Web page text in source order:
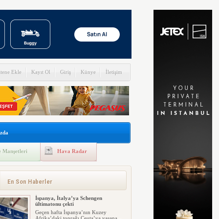
Ekle Kayıt Ol Giriş Künye İletişim
Manşetleri Hava Radar
En Son Haberler
İspanya, İtalya’ya Schengen
ültimatonu çekti
Geçen hafta İspanya’nın Kuzey